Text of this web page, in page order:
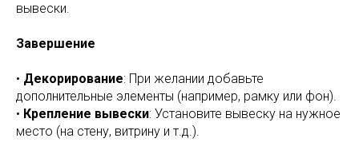
вывески.
Завершение
• Декорирование: При желании добавьте
дополнительные элементы (например, рамку или фон).
• Крепление вывески: Установите вывеску на нужное
место (на стену, витрину и т.д.).